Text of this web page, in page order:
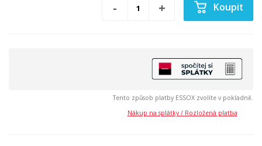
Koupit
Tento způsob platby ESSOX zvolíte v pokladně.
Nákup na splátky / Rozložená platba